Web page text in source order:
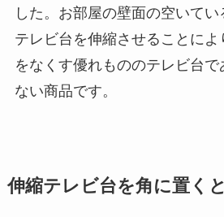
した。お部屋の壁面の空いて
テレビ台を伸縮させることによ
をなくす優れもののテレビ台
ない商品です。
伸縮テレビ台を角に置く